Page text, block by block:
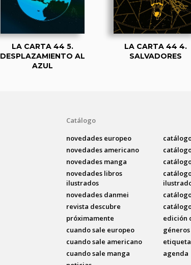
LA CARTA 44 5.
DESPLAZAMIENTO AL
AZUL
LA CARTA 44 4.
SALVADORES
Catálogo
novedades europeo
novedades americano
novedades manga
novedades libros
ilustrados
novedades danmei
revista descubre
próximamente
cuando sale europeo
cuando sale americano
cuando sale manga
edición
géneros
agenda